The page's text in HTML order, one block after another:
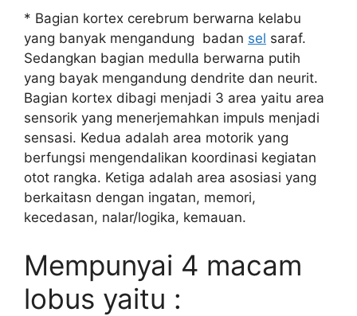
* Bagian kortex cerebrum berwarna kelabu
yang banyak mengandung badan sel saraf.
Sedangkan bagian medulla berwarna putih
yang bayak mengandung dendrite dan neurit.
Bagian kortex dibagi menjadi 3 area yaitu area
sensorik yang menerjemahkan impuls menjadi
sensasi. Kedua adalah area motorik yang
berfungsi mengendalikan koordinasi kegiatan
otot rangka. Ketiga adalah area asosiasi yang
berkaitasn dengan ingatan, memori,
kecedasan, nalar/logika, kemauan.
Mempunyai 4 macam
lobus yaitu :